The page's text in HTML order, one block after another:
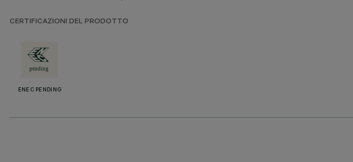
CERTIFICAZIONI DEL PRODOTTO
ENEC PENDING